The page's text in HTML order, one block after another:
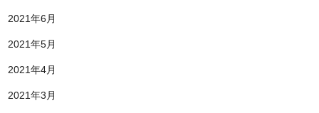
2021年6月
2021年5月
2021年4月
2021年3月